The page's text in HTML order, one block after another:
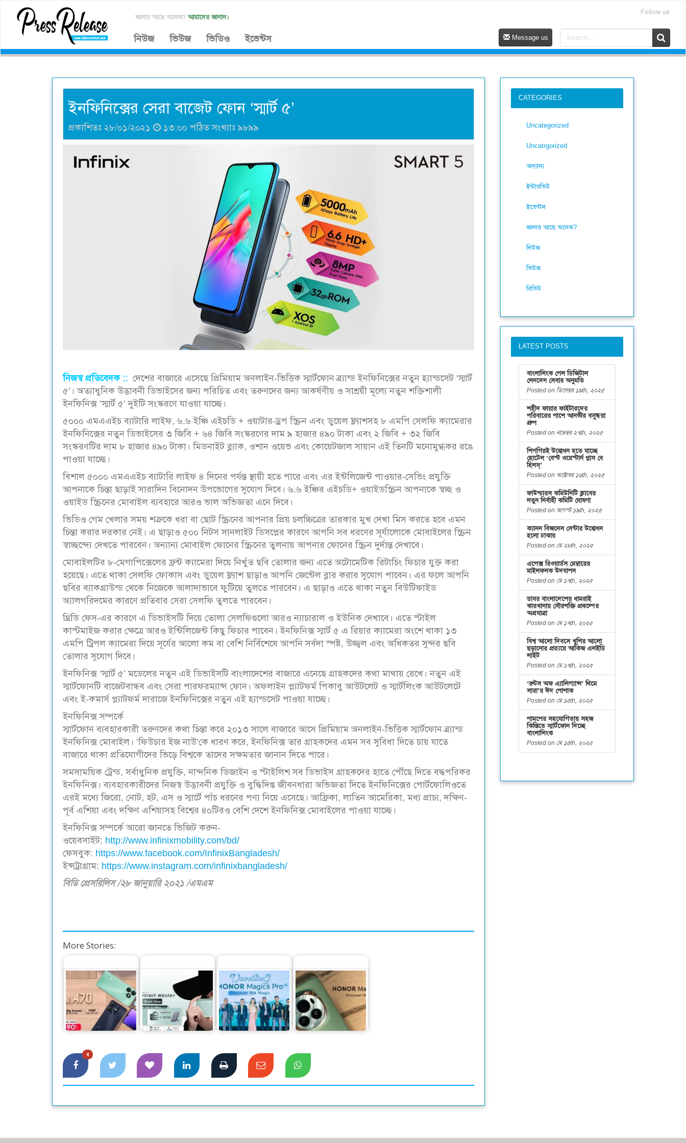
জানার আছে অনেক? আমাদের জানান।
Follow us
নিউজ ভিউজ ভিডিও ইভেন্টস Message us
ইনফিনিক্সের সেরা বাজেট ফোন ‘স্মার্ট ৫’
প্রকাশিতঃ ২৮/০১/২০২১ ১৩:০০ পঠিত সংখ্যাঃ ৯৮৯৯
নিজস্ব প্রতিবেদক :: দেশের বাজারে এসেছে প্রিমিয়াম অনলাইন-ভিত্তিক স্মার্টফোন ব্র্যান্ড ইনফিনিক্সের নতুন হ্যান্ডসেট ‘স্মার্ট
৫’। অত্যাধুনিক উদ্ভাবনী ডিভাইসের জন্য পরিচিত এবং তরুণদের জন্য আকর্ষণীয় ও সাশ্রয়ী মূল্যে নতুন শক্তিশালী
ইনফিনিক্স ‘স্মার্ট ৫’ দুইটি সংস্করণে যাওয়া যাচ্ছে।
৫০০০ এমএএইচ ব্যাটারি লাইফ, ৬.৬ ইঞ্চি এইচডি + ওয়াটার-ড্রপ স্ক্রিন এবং ডুয়েল ফ্ল্যাশসহ ৮ এমপি সেলফি ক্যামেরার
ইনফিনিক্সের নতুন ডিভাইসের ৩ জিবি + ৬৪ জিবি সংস্করণের দাম ৯ হাজার ৪৯০ টাকা এবং ২ জিবি + ৩২ জিবি
সংস্করণটির দাম ৮ হাজার ৪৯০ টাকা। মিডনাইট ব্ল্যাক, ওশান ওয়েভ এবং কোয়েটজাল সায়ান এই তিনটি মনোমুগ্ধকর রঙে
পাওয়া যাচ্ছে।
বিশাল ৫০০০ এমএএইচ ব্যাটারি লাইফ ৪ দিনের পর্যন্ত স্থায়ী হতে পারে এবং এর ইন্টলিজেন্ট পাওয়ার-সেভিং প্রযুক্তি
আপনাকে চিন্তা ছাড়াই সারাদিন বিনোদন উপভোগের সুযোগ দিবে। ৬.৬ ইঞ্চির এইচডি+ ওয়াইডস্ক্রিন আপনাকে স্বচ্ছ ও
ওয়াইড স্ক্রিনের মোবাইল ব্যবহারে আরও ভাল অভিজ্ঞতা এনে দিবে।
ভিডিও গেম খেলার সময় শত্রুকে ধরা বা ছোট স্ক্রিনের আপনার প্রিয় চলচ্চিত্রের তারকার মুখ দেখা মিস করতে হবে এমন
চিন্তা করার দরকার নেই। এ ছাড়াও ৫০০ নিটস সানলাইট ডিসপ্লের কারণে আপনি সব ধরণের সূর্যালোকে মোবাইলের স্ক্রিন
স্বাচ্ছন্দ্যে দেখতে পারবেন। অন্যান্য মোবাইল ফোনের স্ক্রিনের তুলনায় আপনার ফোনের স্ক্রিন দুর্দান্ত দেখাবে।
মোবাইলটির ৮-মেগাপিক্সেলের ফ্রন্ট ক্যামেরা দিয়ে নিখুঁত ছবি তোলার জন্য এতে অটোমেটিক রিটাচিং ফিচার যুক্ত করা
হয়েছে। এতে থাকা সেলফি ফোকাস এবং ডুয়েল ফ্ল্যাশ ছাড়াও আপনি জেন্টেল ব্লার করার সুযোগ পাবেন। এর ফলে আপনি
ছবির ব্যাকগ্রাউন্ড থেকে নিজেকে আলাদাভাবে ফুটিয়ে তুলতে পারবেন। এ ছাড়াও এতে থাকা নতুন বিউটিফাইড
অ্যালগরিদমের কারণে প্রতিবার সেরা সেলফি তুলতে পারবেন।
থ্রিডি ফেস-এর কারণে এ ডিভাইসটি দিয়ে তোলা সেলফিগুলো আরও ন্যাচারাল ও ইউনিক দেখাবে। এতে স্টাইল
কাস্টমাইজ করার ক্ষেত্রে আরও ইন্টিলিজেন্ট কিছু ফিচার পাবেন। ইনফিনিক্স স্মার্ট ৫ এ রিয়ার ক্যামেরা অংশে থাকা ১৩
এমপি ট্রিপল ক্যামেরা দিয়ে সূর্যের আলো কম বা বেশি নির্বিশেষে আপনি সর্বদা স্পষ্ট, উজ্জ্বল এবং অধিকতর সুন্দর ছবি
তোলার সুযোগ দিবে।
ইনফিনিক্স ‘স্মার্ট ৫’ মডেলের নতুন এই ডিভাইসটি বাংলাদেশের বাজারে এনেছে গ্রাহকদের কথা মাথায় রেখে। নতুন এই
স্মার্টফোনটি বাজেটবান্ধব এবং সেরা পারফরম্যান্স ফোন। অফলাইন প্ল্যাটফর্ম পিকাবু আউটলেট ও স্মার্টলিংক আউটলেটে
এবং ই-কমার্স প্ল্যাটফর্ম দারাজে ইনফিনিক্সের নতুন এই হ্যান্ডসেট পাওয়া যাচ্ছে।
ইনফিনিক্স সম্পর্কে
স্মার্টফোন ব্যবহারকারী তরুণদের কথা চিন্তা করে ২০১৩ সালে বাজারে আসে প্রিমিয়াম অনলাইন-ভিত্তিক স্মার্টফোন ব্র্যান্ড
ইনফিনিক্স মোবাইল। ‘ফিউচার ইজ নাউ’কে ধারণ করে, ইনফিনিক্স তার গ্রাহকদের এমন সব সুবিধা দিতে চায় যাতে
বাজারে থাকা প্রতিযোগীদের ভিড়ে বিশ্বকে তাদের সক্ষমতার জানান দিতে পারে।
সমসাময়িক ট্রেন্ড, সর্বাধুনিক প্রযুক্তি, নান্দনিক ডিজাইন ও স্টাইলিশ সব ডিভাইস গ্রাহকদের হাতে পৌঁছে দিতে বদ্ধপরিকর
ইনফিনিক্স। ব্যবহারকারীদের নিজস্ব উদ্ভাবনী প্রযুক্তি ও বুদ্ধিদিপ্ত জীবনধারা অভিজ্ঞতা দিতে ইনফিনিক্সের পোর্টফোলিওতে
এরই মধ্যে জিরো, নোট, হট, এস ও স্মার্টে পাঁচ ধরনের পণ্য নিয়ে এসেছে। আফ্রিকা, লাতিন আমেরিকা, মধ্য প্রাচ্য, দক্ষিণ-
পূর্ব এশিয়া এবং দক্ষিণ এশিয়াসহ বিশ্বের ৪০টিরও বেশি দেশে ইনফিনিক্স মোবাইলের পাওয়া যাচ্ছে।
ইনফিনিক্স সম্পর্কে আরো জানতে ভিজিট করুন-
ওয়েবসাইট: http://www.infinixmobility.com/bd/
ফেসবুক: https://www.facebook.com/InfinixBangladesh/
ইন্সট্রাগ্রাম: https://www.instagram.com/infinixbangladesh/
বিডি প্রেসরিলিস /২৮ জানুয়ারি ২০২১ /এমএম
More Stories:
১২ জিবি র‍্যামের নতুন
অসাম স্মার্টফোন
আইটেল এ৭০
অনার ২০০ এবং ২০০
প্রো প্রি-বুকিংয়ে দুর্দান্ত
অফার
দেশের বাজারে বিশ্বের
নাম্বার ওয়ান স্মার্টফোন
অনার…
পছন্দের শীর্ষে প্রিমিয়াম
ফ্ল্যাগশিপ অনারের
ম্যাজিক ৬ প্রো
4
CATEGORIES
Uncategorized
Uncatrgorized
অন্যান্য
ইন্টারভিউ
ইভেন্টস
জানার আছে অনেক?
নিউজ
ভিউজ
রিভিউ
LATEST POSTS
বাংলালিংক পেল ডিজিটাল
লেনদেন সেবার অনুমতি
Posted on ডিসেম্বর ১৯th, ২০২৫
শহীদ ফায়ার ফাইটারদের
পরিবারের পাশে আনভীর বসুন্ধরা
গ্রুপ
Posted on নভেম্বর ২৭th, ২০২৫
শিগগিরই উদ্বোধন হতে যাচ্ছে
হোটেল ‘বেস্ট ওয়েস্টার্ন প্লাস বে
হিলস্’
Posted on অক্টোবর ১৬th, ২০২৫
ফাউন্ডারস কমিউনিটি ক্লাবের
নতুন নির্বাহী কমিটি ঘোষণা
Posted on আগস্ট ১৯th, ২০২৫
ক্যানন বিজনেস সেন্টার উদ্বোধন
হলো ঢাকায়
Posted on মে ২৮th, ২০২৫
এপেক্স রিওয়ার্ডস মেম্বারের
মাইলফলক উদযাপন
Posted on মে ১৭th, ২০২৫
ডাবর বাংলাদেশের ধামরাই
কারখানায় সৌরশক্তি প্রকল্পের
অগ্রযাত্রা
Posted on মে ১৭th, ২০২৫
বিশ্ব আলো দিবসে খুশির আলো
ছড়ানোর প্রত্যয়ে আকিজ এলইডি
লাইট
Posted on মে ১৭th, ২০২৫
‘রুটস অফ এ্যালিগ্যান্স’ থিমে
সারা’র ঈদ পোশাক
Posted on মে ১৫th, ২০২৫
পামপের সহযোগিতায় সহজ
কিস্তিতে স্মার্টফোন দিচ্ছে
বাংলালিংক
Posted on মে ১৫th, ২০২৫